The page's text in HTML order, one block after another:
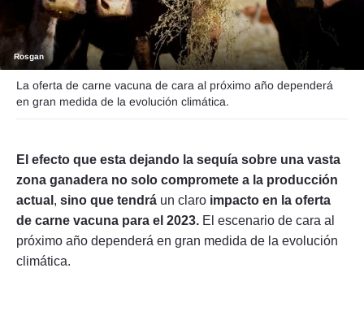
Seguinos
Rosgan
La oferta de carne vacuna de cara al próximo año dependerá
en gran medida de la evolución climática.
El efecto que esta dejando la sequía sobre una vasta
zona ganadera no solo compromete a la producción
actual , sino que tendrá un claro impacto en la oferta
de carne vacuna para el 2023. El escenario de cara al
próximo año dependerá en gran medida de la evolución
climática.